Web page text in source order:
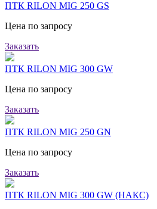
ПТК RILON MIG 250 GS
Цена по запросу
Заказать
ПТК RILON MIG 300 GW
Цена по запросу
Заказать
ПТК RILON MIG 250 GN
Цена по запросу
Заказать
ПТК RILON MIG 300 GW (НАКС)